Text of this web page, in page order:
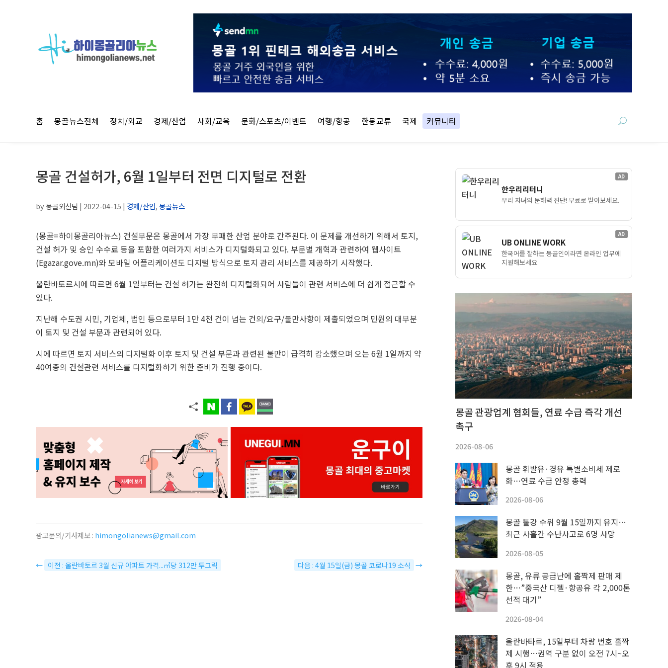
홈 몽골뉴스전체 정치/외교 경제/산업 사회/교육 문화/스포츠/이벤트 여행/항공 한몽교류 국제 커뮤니티
몽골 건설허가, 6월 1일부터 전면 디지털로 전환
by몽골외신팀 | 2022-04-15 | 경제/산업,몽골뉴스
(몽골=하이몽골리아뉴스) 건설부문은 몽골에서 가장 부패한 산업 분야로 간주된다. 이 문제를 개선하기 위해서 토지,
건설 허가 및 승인 수수료 등을 포함한 여러가지 서비스가 디지털화되고 있다. 부문별 개혁과 관련하여 웹사이트
(Egazar.gove.mn)와 모바일 어플리케이션도 디지털 방식으로 토지 관리 서비스를 제공하기 시작했다.
울란바토르시에 따르면 6월 1일부터는 건설 허가는 완전히 디지털화되어 사람들이 관련 서비스에 더 쉽게 접근할 수
있다.
지난해 수도권 시민, 기업체, 법인 등으로부터 1만 4천 건이 넘는 건의/요구/불만사항이 제출되었으며 민원의 대부분
이 토지 및 건설 부문과 관련되어 있다.
시에 따르면 토지 서비스의 디지털화 이후 토지 및 건설 부문과 관련된 불만이 급격히 감소했으며 오는 6월 1일까지 약
40여종의 건설관련 서비스를 디지털화하기 위한 준비가 진행 중이다.
광고문의/기사제보 : himongolianews@gmail.com
← 이전 : 울란바토르 3월 신규 아파트 가격...㎡당 312만 투그릭 다음 : 4월 15일(금) 몽골 코로나19 소식 →
AD
한우리리터니
우리 자녀의 문해력 진단! 무료로 받아보세요.
AD
UB ONLINE WORK
한국어를 잘하는 몽골인이라면 온라인 업무에
지원해보세요
몽골 관광업계 협회들, 연료 수급 즉각 개선
촉구
2026-08-06
몽골 휘발유·경유 특별소비세 제로
화…연료 수급 안정 총력
2026-08-06
몽골 툴강 수위 9월 15일까지 유지…
최근 사흘간 수난사고로 6명 사망
2026-08-05
몽골, 유류 공급난에 홀짝제 판매 제
한…”중국산 디젤·항공유 각 2,000톤
선적 대기”
2026-08-04
울란바타르, 15일부터 차량 번호 홀짝
제 시행…권역 구분 없이 오전 7시~오
후 9시 적용